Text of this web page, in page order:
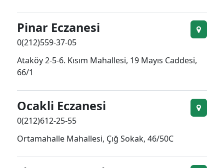
Pinar Eczanesi
0(212)559-37-05
Ataköy 2-5-6. Kısım Mahallesi, 19 Mayıs Caddesi,
66/1
Ocakli Eczanesi
0(212)612-25-55
Ortamahalle Mahallesi, Çığ Sokak, 46/50C